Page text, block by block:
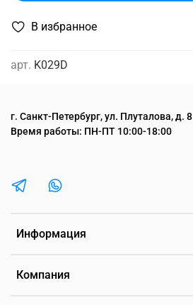
В избранное
арт. K029D
Информация
Компания
г. Санкт-Петербург, ул. Плуталова, д. 8
Время работы: ПН-ПТ 10:00-18:00